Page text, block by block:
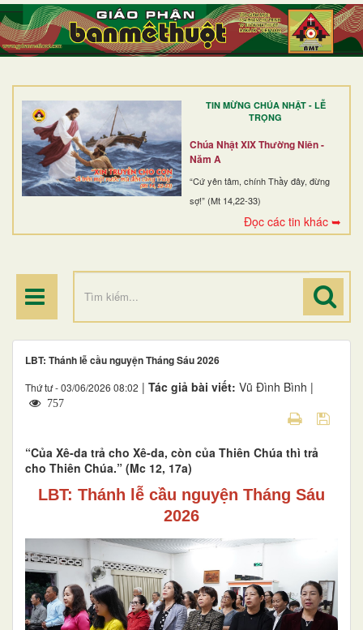
TIN MỪNG CHÚA NHẬT - LỄ
TRỌNG
Chúa Nhật XIX Thường Niên -
Năm A
“Cứ yên tâm, chính Thầy đây, đừng
sợ!” (Mt 14,22-33)
Đọc các tin khác ➥
TRANG NHẤT
GIỚI THIỆU
DÒNG TU
BAN MỤC VỤ
ĐOÀN THỂ CG
ĐIỂM HÀNH HƯƠNG
LBT: Thánh lễ cầu nguyện Tháng Sáu 2026
Thứ tư - 03/06/2026 08:02 | Tác giả bài viết: Vũ Đình Bình |
757
“Của Xê-da trả cho Xê-da, còn của Thiên Chúa thì trả
cho Thiên Chúa.” (Mc 12, 17a)
LBT: Thánh lễ cầu nguyện Tháng Sáu
2026